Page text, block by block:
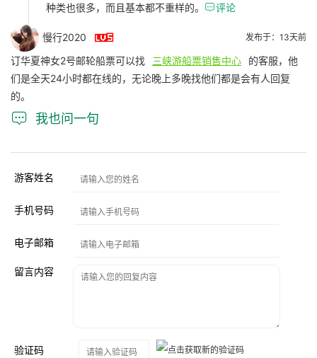
种类也很多，而且基本都不重样的。 评论
慢行2020  发布于：13天前
订华夏神女2号邮轮船票可以找 三峡游船票销售中心
的客服，他
们是全天24小时都在线的，无论晚上多晚找他们都是会有人回复
的。
 我也问一句
游客姓名
手机号码
电子邮箱
留言内容
验证码